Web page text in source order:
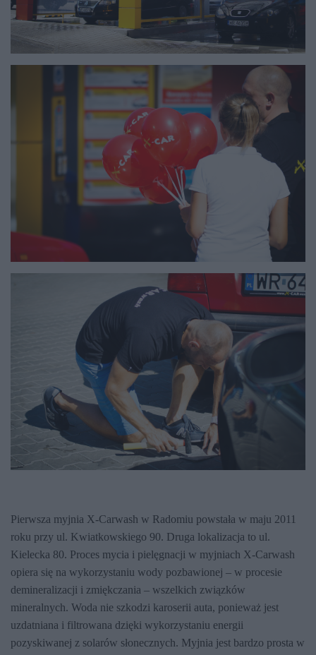
Pierwsza myjnia X-Carwash w Radomiu powstała w maju 2011
roku przy ul. Kwiatkowskiego 90. Druga lokalizacja to ul.
Kielecka 80. Proces mycia i pielęgnacji w myjniach X-Carwash
opiera się na wykorzystaniu wody pozbawionej – w procesie
demineralizacji i zmiękczania – wszelkich związków
mineralnych. Woda nie szkodzi karoserii auta, ponieważ jest
uzdatniana i filtrowana dzięki wykorzystaniu energii
pozyskiwanej z solarów słonecznych. Myjnia jest bardzo prosta w